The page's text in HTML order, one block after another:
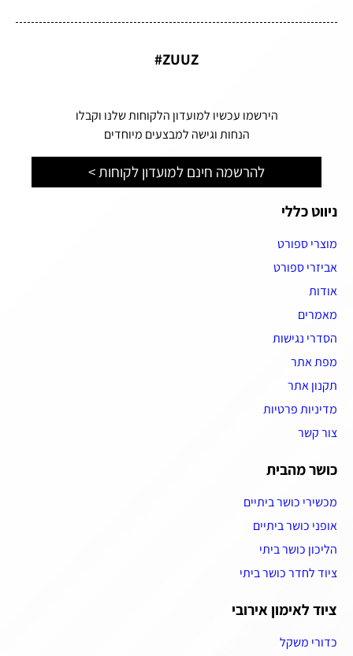
ZUUZ#
הירשמו עכשיו למועדון הלקוחות שלנו וקבלו
הנחות וגישה למבצעים מיוחדים
להרשמה חינם למועדון לקוחות >
ניווט כללי
מוצרי ספורט
אביזרי ספורט
אודות
מאמרים
הסדרי נגישות
מפת אתר
תקנון אתר
מדיניות פרטיות
צור קשר
כושר מהבית
מכשירי כושר ביתיים
אופני כושר ביתיים
הליכון כושר ביתי
ציוד לחדר כושר ביתי
ציוד לאימון אירובי
כדורי משקל